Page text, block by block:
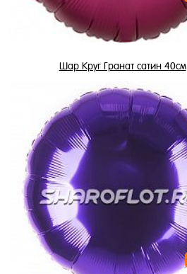
Шар Круг Гранат сатин 40см
355 ₽/ шт
В корзину
Купить в 1 клик
В избранное
В наличии